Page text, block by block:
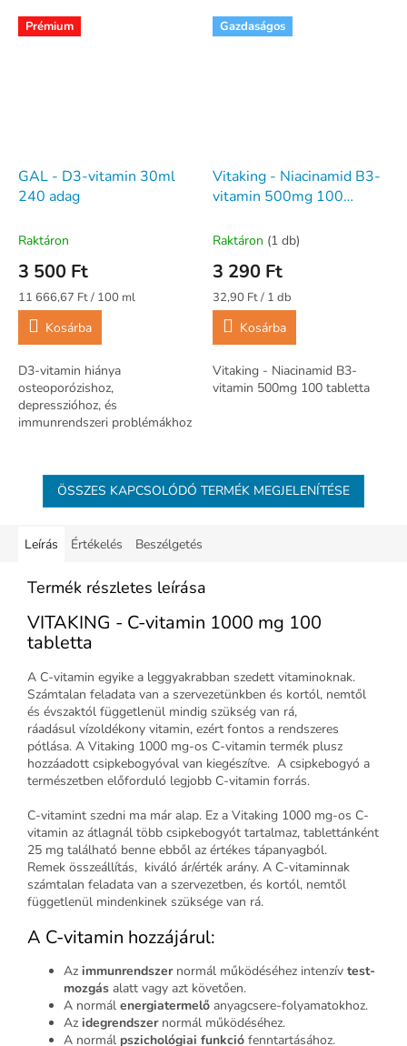
Prémium
GAL - D3-vitamin 30ml
240 adag
Raktáron
3 500 Ft
Egységár:
11 666,67 Ft / 100 ml
Kosárba
D3-vitamin hiánya
osteoporózishoz,
depresszióhoz, és
immunrendszeri problémákhoz
javasolt, különösen télen vagy
alacsony...
Gazdaságos
Vitaking - Niacinamid B3-
vitamin 500mg 100
Raktáron (1 db)
3 290 Ft
Egységár:
32,90 Ft / 1 db
Kosárba
Vitaking - Niacinamid B3-
vitamin 500mg 100 tabletta
ÖSSZES KAPCSOLÓDÓ TERMÉK MEGJELENÍTÉSE
Leírás Értékelés Beszélgetés
Termék részletes leírása
VITAKING - C-vitamin 1000 mg 100
tabletta
A C-vitamin egyike a leggyakrabban szedett vitaminoknak.
Számtalan feladata van a szervezetünkben és kortól, nemtől
és évszaktól függetlenül mindig szükség van rá,
ráadásul vízoldékony vitamin, ezért fontos a rendszeres
pótlása. A Vitaking 1000 mg-os C-vitamin termék plusz
hozzáadott csipkebogyóval van kiegészítve. A csipkebogyó a
természetben előforduló legjobb C-vitamin forrás.
C-vitamint szedni ma már alap. Ez a Vitaking 1000 mg-os C-
vitamin az átlagnál több csipkebogyót tartalmaz, tablettánként
25 mg található benne ebből az értékes tápanyagból.
Remek összeállítás, kiváló ár/érték arány. A C-vitaminnak
számtalan feladata van a szervezetben, és kortól, nemtől
függetlenül mindenkinek szüksége van rá.
A C-vitamin hozzájárul:
Az immunrendszernormál működéséhez intenzív test­
mozgás alatt vagy azt köve­tően.
A normál energiatermelő anyagcsere-folyamatokhoz.
Az idegrendszernormál műkö­déséhez.
A normál pszichológiai funkció fenntartásához.